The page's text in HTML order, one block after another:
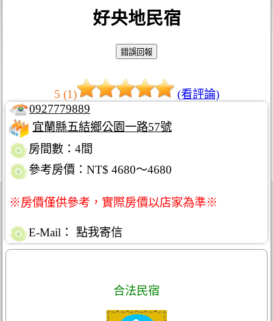
好央地民宿
5 (1)
(看評論)
0927779889
宜蘭縣五結鄉公園一路57號
房間數：4間
參考房價：NT$ 4680～4680
※房價僅供參考，實際房價以店家為準※
E-Mail： 點我寄信
合法民宿